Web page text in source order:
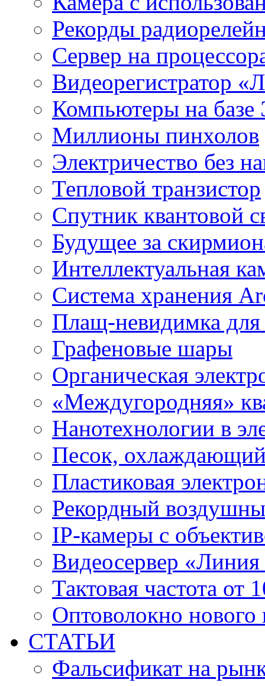
Рекорды
Сервер на
Видеорегистратор
Компьютеры на базе
Миллионы пинхолов
Электричество без
Тепловой транзистор
Спутник квантовой
Будущее за
Интеллектуальная
Система хранения
Плащ-невидимка
Графеновые шары
Органическая
«Междугородняя»
Нанотехнологии в
Песок, охлаждающий
Пластиковая
Рекордный
IP-камеры с
Видеосервер
Тактовая частота от
Оптоволокно нового
СТАТЬИ
Фальсификат на